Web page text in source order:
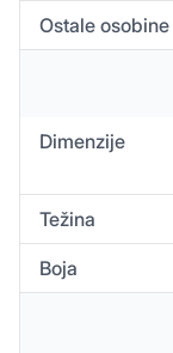
Ostale osobine
Dimenzije
Težina
Boja